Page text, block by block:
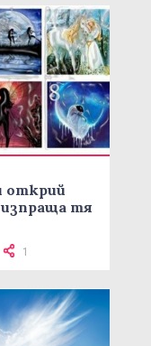
открий
тя
1